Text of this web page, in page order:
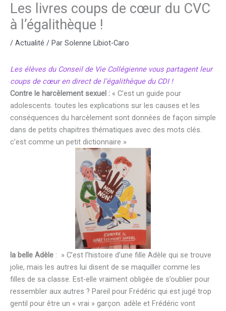
Les livres coups de cœur du CVC
à l’égalithèque !
/ Actualité / Par Solenne Libiot-Caro
Les élèves du Conseil de Vie Collégienne vous partagent leur
coups de cœur en direct de l’égalithèque du CDI!
Contre le harcèlement sexuel : « C’est un guide pour
adolescents. toutes les explications sur les causes et les
conséquences du harcèlement sont données de façon simple
dans de petits chapitres thématiques avec des mots clés.
c’est comme un petit dictionnaire »
la belle Adèle : » C’est l’histoire d’une fille Adèle qui se trouve
jolie, mais les autres lui disent de se maquiller comme les
filles de sa classe. Est-elle vraiment obligée de s’oublier pour
ressembler aux autres ? Pareil pour Frédéric qui est jugé trop
gentil pour être un « vrai » garçon. adèle et Frédéric vont